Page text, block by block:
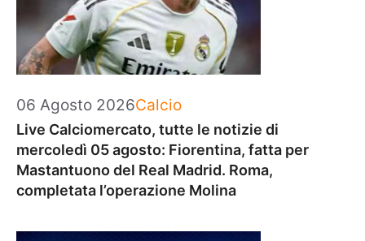
06 Agosto 2026Categorie
Calcio
Live Calciomercato, tutte le notizie di
mercoledì 05 agosto: Fiorentina, fatta per
Mastantuono del Real Madrid. Roma,
completata l’operazione Molina